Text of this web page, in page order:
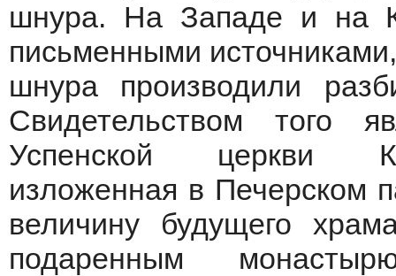
шнура. На Западе и на
письменными
шнура производили
Свидетельством того
Успенской церкви
изложенная в Печерском
величину будущего
подаренным